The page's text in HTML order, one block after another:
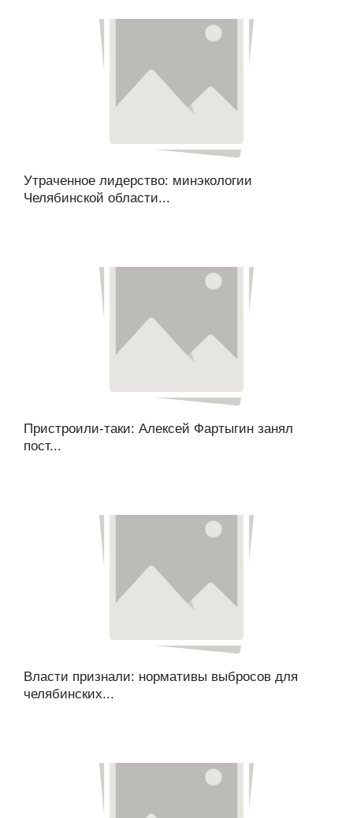
Утраченное лидерство: минэкологии
Челябинской области...
Пристроили-таки: Алексей Фартыгин занял
пост...
Власти признали: нормативы выбросов для
челябинских...